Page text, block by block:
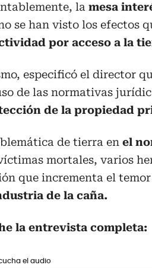
la mesa
se han visto los efectos
por acceso a la
especificó el director
de las normativas
de la propiedad
de tierra en el
mortales, varios
que incrementa el
de la caña.
la entrevista completa:
el audio